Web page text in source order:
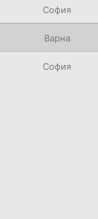
София
Варна
София